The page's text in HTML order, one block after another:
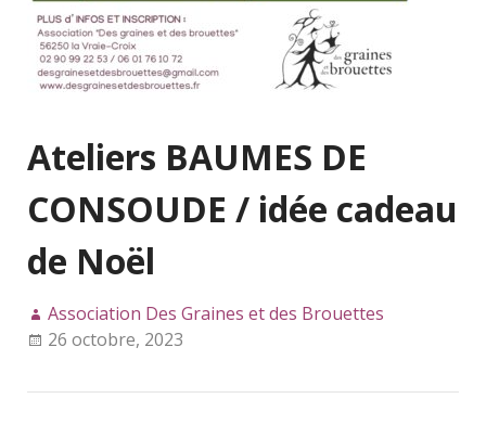
Ateliers BAUMES DE
CONSOUDE / idée cadeau
de Noël
Association Des Graines et des Brouettes
26 octobre, 2023